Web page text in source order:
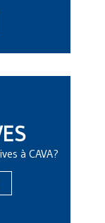
à CAVA?